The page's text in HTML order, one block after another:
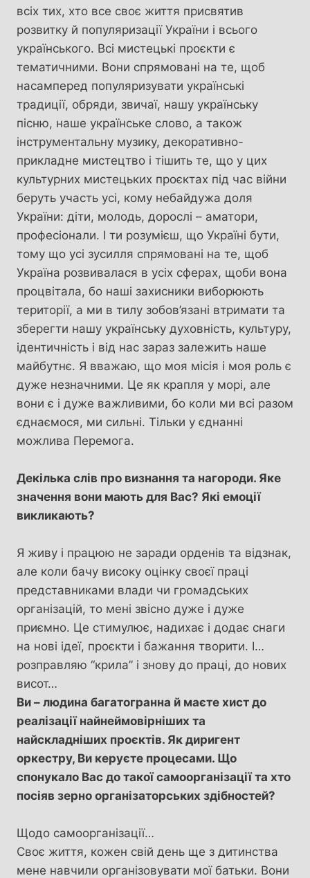
всіх тих, хто все своє життя присвятив
розвитку й популяризації України і всього
українського. Всі мистецькі проєкти є
тематичними. Вони спрямовані на те, щоб
насамперед популяризувати українські
традиції, обряди, звичаї, нашу українську
пісню, наше українське слово, а також
інструментальну музику, декоративно-
прикладне мистецтво і тішить те, що у цих
культурних мистецьких проєктах під час війни
беруть участь усі, кому небайдужа доля
України: діти, молодь, дорослі – аматори,
професіонали. І ти розумієш, що Україні бути,
тому що усі зусилля спрямовані на те, щоб
Україна розвивалася в усіх сферах, щоби вона
процвітала, бо наші захисники виборюють
території, а ми в тилу зобов’язані втримати та
зберегти нашу українську духовність, культуру,
ідентичність і від нас зараз залежить наше
майбутнє. Я вважаю, що моя місія і моя роль є
дуже незначними. Це як крапля у морі, але
вони є і дуже важливими, бо коли ми всі разом
єднаємося, ми сильні. Тільки у єднанні
можлива Перемога.
Декілька слів про визнання та нагороди. Яке
значення вони мають для Вас? Які емоції
викликають?
Я живу і працюю не заради орденів та відзнак,
але коли бачу високу оцінку своєї праці
представниками влади чи громадських
організацій, то мені звісно дуже і дуже
приємно. Це стимулює, надихає і додає снаги
на нові ідеї, проєкти і бажання творити. І…
розправляю “крила” і знову до праці, до нових
висот…
Ви – людина багатогранна й маєте хист до
реалізації найнеймовірніших та
найскладніших проєктів. Як диригент
оркестру, Ви керуєте процесами. Що
спонукало Вас до такої самоорганізації та хто
посіяв зерно організаторських здібностей?
Щодо самоорганізації…
Своє життя, кожен свій день ще з дитинства
мене навчили організовувати мої батьки. Вони